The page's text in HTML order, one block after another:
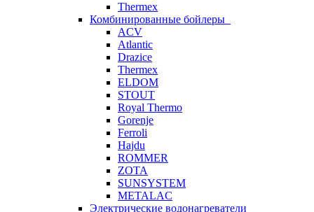
Thermex
Комбинированные бойлеры
ACV
Atlantic
Drazice
Thermex
ELDOM
STOUT
Royal Thermo
Gorenje
Ferroli
Hajdu
ROMMER
ZOTA
SUNSYSTEM
METALAC
Электрические водонагреватели